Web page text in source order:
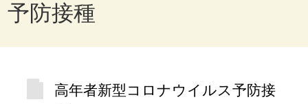
予防接種
高年者新型コロナウイルス予防接